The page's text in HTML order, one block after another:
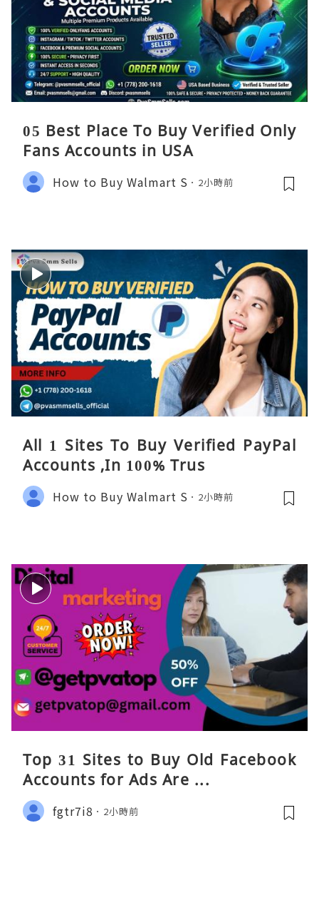
05 Best Place To Buy Verified Only
Fans Accounts in USA
How to Buy Walmart S 2小時前
All 1 Sites To Buy Verified PayPal
Accounts ,In 100% Trus
How to Buy Walmart S 2小時前
Top 31 Sites to Buy Old Facebook
Accounts​ for Ads Are ...
fgtr7i8 2小時前